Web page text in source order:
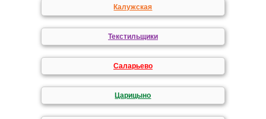
Калужская
Текстильщики
Саларьево
Царицыно